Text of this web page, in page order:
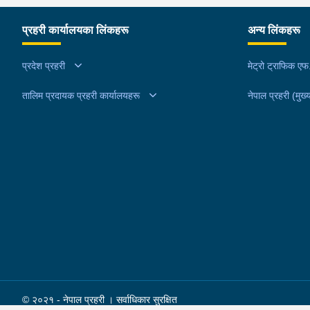
चालक अभिषेक कुमार साह र सवार राहुल कुमार मण्डलले उक्त
निजहरुलाई नियन्त्रणमा लिई थप अनुसन्धान कार्य भईरहेको
प्रहरी कार्यालयका लिंकहरू
प्रदेश प्रहरी
तालिम प्रदायक प्रहरी कार्यालयहरू
अन्य लिंकहरू
मेट्रो ट्राफिक
नेपाल प्रहरी
© २०२१ - नेपाल प्रहरी । सर्वाधिकार सुरक्षित